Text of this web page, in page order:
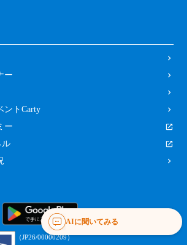
ー
ントCarty
ー
ル
（JP26/00000209）
AIに聞いてみる